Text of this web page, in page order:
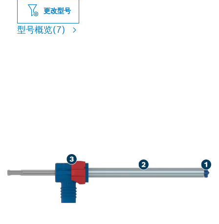
更改型号
型号概览(7)